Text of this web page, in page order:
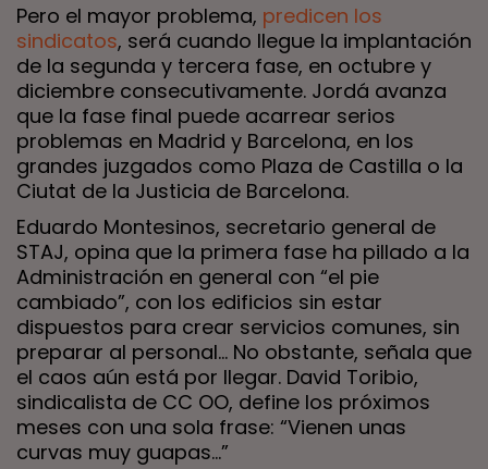
Pero el mayor problema, predicen los
sindicatos, será cuando llegue la implantación
de la segunda y tercera fase, en octubre y
diciembre consecutivamente. Jordá avanza
que la fase final puede acarrear serios
problemas en Madrid y Barcelona, en los
grandes juzgados como Plaza de Castilla o la
Ciutat de la Justicia de Barcelona.
Eduardo Montesinos, secretario general de
STAJ, opina que la primera fase ha pillado a la
Administración en general con “el pie
cambiado”, con los edificios sin estar
dispuestos para crear servicios comunes, sin
preparar al personal… No obstante, señala que
el caos aún está por llegar. David Toribio,
sindicalista de CC OO, define los próximos
meses con una sola frase: “Vienen unas
curvas muy guapas…”